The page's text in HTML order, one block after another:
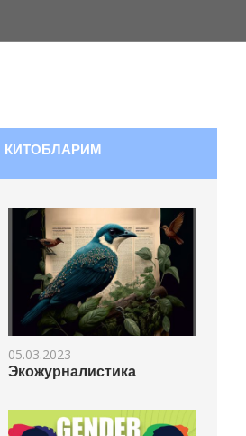
КИТОБЛАРИМ
05.03.2023
Экожурналистика